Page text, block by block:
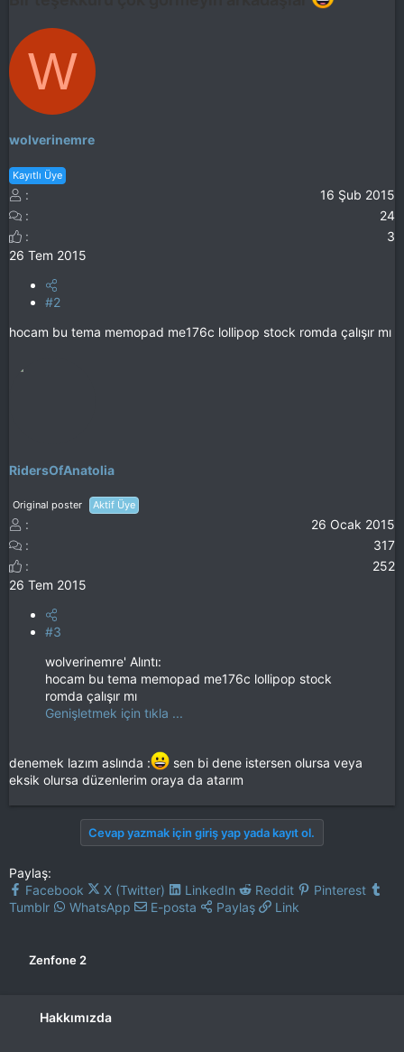
W
wolverinemre
Kayıtlı Üye
16 Şub 2015
24
3
26 Tem 2015
#2
hocam bu tema memopad me176c lollipop stock romda çalışır mı
RidersOfAnatolia
Original poster Aktif Üye
26 Ocak 2015
317
252
26 Tem 2015
#3
wolverinemre' Alıntı:
hocam bu tema memopad me176c lollipop stock
romda çalışır mı
Genişletmek için tıkla ...
denemek lazım aslında :
sen bi dene istersen olursa veya
eksik olursa düzenlerim oraya da atarım
Cevap yazmak için giriş yap yada kayıt ol.
Paylaş:
Facebook
X (Twitter) LinkedIn Reddit
Pinterest
Tumblr
WhatsApp E-posta Paylaş Link
Zenfone 2
Hakkımızda